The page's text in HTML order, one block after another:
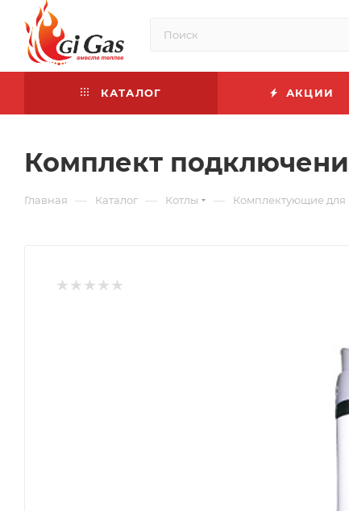
КАТАЛОГ АКЦИИ
Комплект
Главная — Каталог — Котлы — Комплектующие для